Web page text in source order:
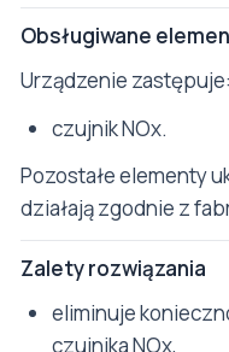
Obsługiwane
Urządzenie zastępuje:
czujnik NOx.
Pozostałe elementy
działają zgodnie z
Zalety rozwiązania
eliminuje
czujnika NOx,